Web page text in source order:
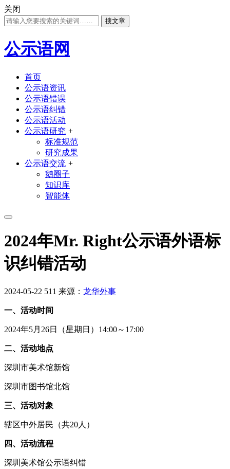
关闭
搜文章
公示语网
首页
公示语资讯
公示语错误
公示语纠错
公示语活动
公示语研究 +
标准规范
研究成果
公示语交流 +
鹅圈子
知识库
智能体
2024年Mr. Right公示语外语标
识纠错活动
2024-05-22 511 来源： 龙华外事
一、活动时间
2024年5月26日（星期日）14:00～17:00
二、活动地点
深圳市美术馆新馆
深圳市图书馆北馆
三、活动对象
辖区中外居民（共20人）
四、活动流程
深圳美术馆公示语纠错